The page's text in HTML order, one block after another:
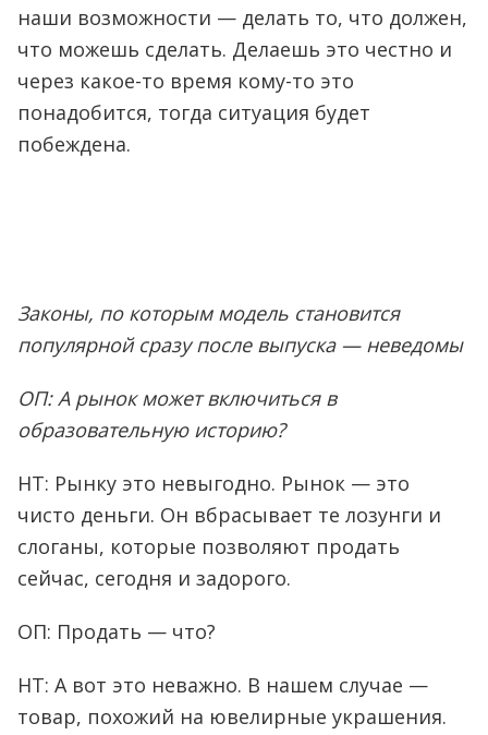
наши возможности — делать то, что должен,
что можешь сделать. Делаешь это честно и
через какое-то время кому-то это
понадобится, тогда ситуация будет
побеждена.
Законы, по которым модель становится
популярной сразу после выпуска — неведомы
ОП: А рынок может включиться в
образовательную историю?
НТ: Рынку это невыгодно. Рынок — это
чисто деньги. Он вбрасывает те лозунги и
слоганы, которые позволяют продать
сейчас, сегодня и задорого.
ОП: Продать — что?
НТ: А вот это неважно. В нашем случае —
товар, похожий на ювелирные украшения.